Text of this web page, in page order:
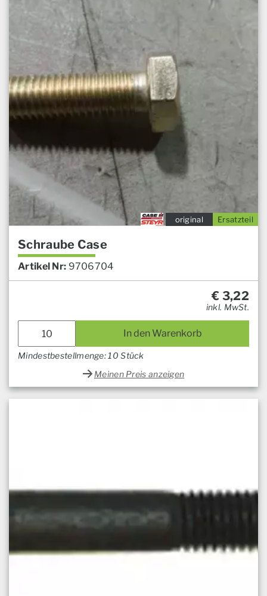
Ersatzteil
original
Schraube Case
Artikel Nr: 9706704
€ 3,22
inkl. MwSt.
In den Warenkorb
Mindestbestellmenge: 10 Stück
Meinen Preis anzeigen